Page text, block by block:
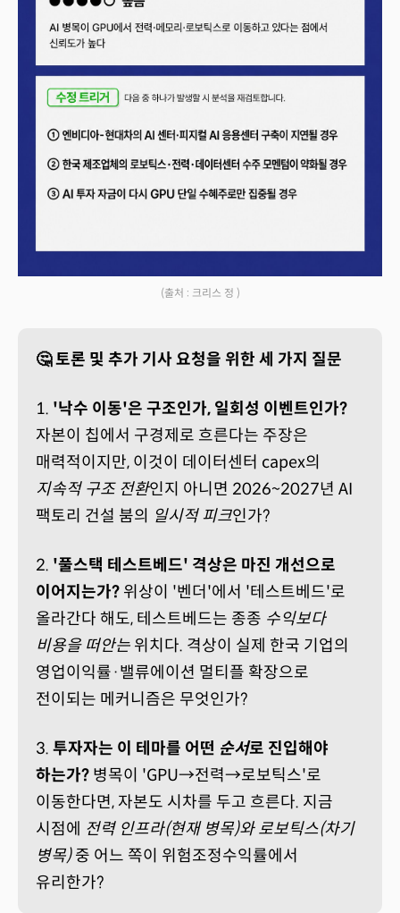
(출처 : 크리스 정 )
🤔 토론 및 추가 기사 요청을 위한 세 가지 질문
1. '낙수 이동'은 구조인가, 일회성 이벤트인가?
자본이 칩에서 구경제로 흐른다는 주장은
매력적이지만, 이것이 데이터센터 capex의
지속적 구조 전환인지 아니면 2026~2027년 AI
팩토리 건설 붐의 일시적 피크인가?
2. '풀스택 테스트베드' 격상은 마진 개선으로
이어지는가? 위상이 '벤더'에서 '테스트베드'로
올라간다 해도, 테스트베드는 종종 수익보다
비용을 떠안는 위치다. 격상이 실제 한국 기업의
영업이익률·밸류에이션 멀티플 확장으로
전이되는 메커니즘은 무엇인가?
3. 투자자는 이 테마를 어떤 순서로 진입해야
하는가? 병목이 'GPU→전력→로보틱스'로
이동한다면, 자본도 시차를 두고 흐른다. 지금
시점에 전력 인프라(현재 병목)와 로보틱스(차기
병목)중 어느 쪽이 위험조정수익률에서
유리한가?